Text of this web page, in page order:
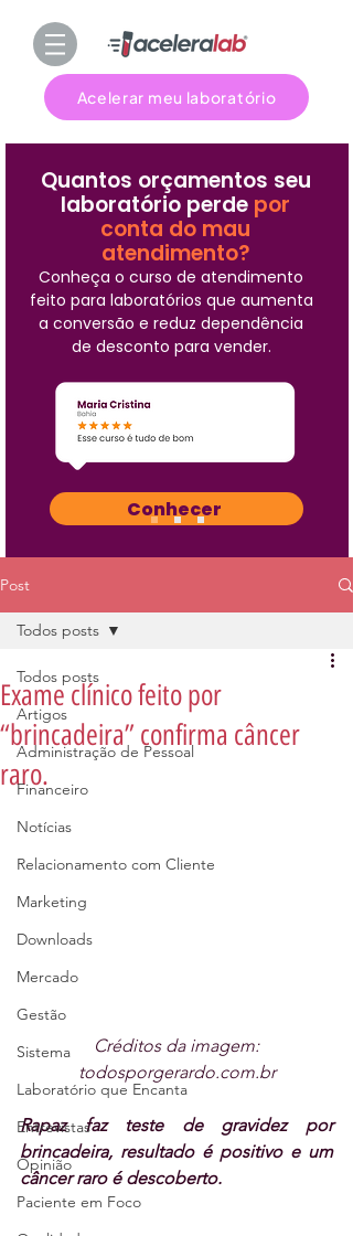
Acelerar meu laboratório
Quantos orçamentos seu
laboratório perde por
conta do mau
atendimento?
Conheça o curso de atendimento
feito para laboratórios que aumenta
a conversão e reduz dependência
de desconto para vender.
Conhecer
Post
Todos posts
Artigos
Administração de Pessoal
Financeiro
Notícias
Relacionamento com Cliente
Marketing
Downloads
Mercado
Gestão
Sistema
Laboratório que Encanta
Entrevistas
Opinião
Paciente em Foco
Todos posts
Exame clínico feito por
“brincadeira” confirma câncer
raro.
Créditos da imagem:
todosporgerardo.com.br
Rapaz faz teste de gravidez por
brincadeira, resultado é positivo e um
câncer raro é descoberto.